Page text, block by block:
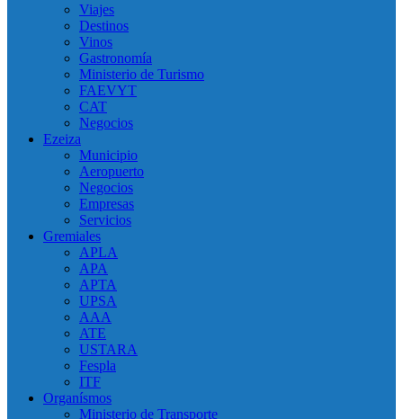
Viajes
Destinos
Vinos
Gastronomía
Ministerio de Turismo
FAEVYT
CAT
Negocios
Ezeiza
Municipio
Aeropuerto
Negocios
Empresas
Servicios
Gremiales
APLA
APA
APTA
UPSA
AAA
ATE
USTARA
Fespla
ITF
Organísmos
Ministerio de Transporte